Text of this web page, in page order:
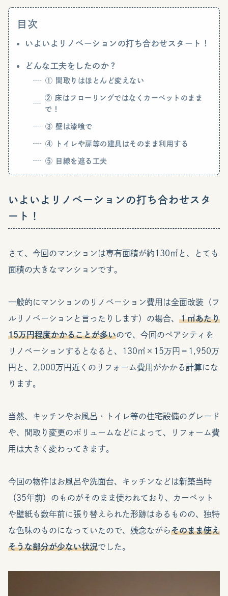
目次
いよいよリノベーションの打ち合わせスタート！
どんな工夫をしたのか？
① 間取りはほとんど変えない
② 床はフローリングではなくカーペットのまま
で！
③ 壁は漆喰で
④ トイレや扉等の建具はそのまま利用する
⑤ 目線を遮る工夫
いよいよリノベーションの打ち合わせスタ
ート！
さて、今回のマンションは専有面積が約130㎡と、とても
面積の大きなマンションです。
一般的にマンションのリノベーション費用は全面改装（フ
ルリノベーションと言ったりします）の場合、 １㎡あたり
15万円程度かかることが多いので、今回のペアシティを
リノベーションするとなると、130㎡×15万円＝1,950万
円と、2,000万円近くのリフォーム費用がかかる計算にな
ります。
当然、キッチンやお風呂・トイレ等の住宅設備のグレード
や、間取り変更のボリュームなどによって、リフォーム費
用は大きく変わってきます。
今回の物件はお風呂や洗面台、キッチンなどは新築当時
（35年前）のものがそのまま使われており、カーペット
や壁紙も数年前に張り替えられた形跡はあるものの、独特
な色味のものになっていたので、残念ながらそのまま使え
そうな部分が少ない状況でした。